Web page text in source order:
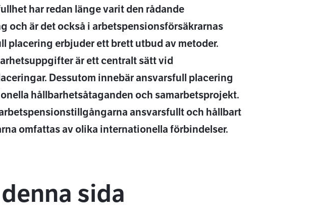
har redan länge varit den rådande
och är det också i arbetspensionsförsäkrarnas
placering erbjuder ett brett utbud av metoder.
är ett centralt sätt vid
Dessutom innebär ansvarsfull placering
hållbarhetsåtaganden och samarbetsprojekt.
ansvarsfullt och hållbart
omfattas av olika internationella förbindelser.
sida